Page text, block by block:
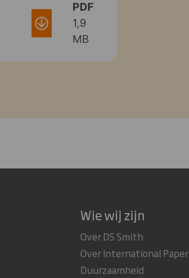
PDF
1,9
MB
Wie wij zijn
Over DS Smith
Over International Paper
Duurzaamheid